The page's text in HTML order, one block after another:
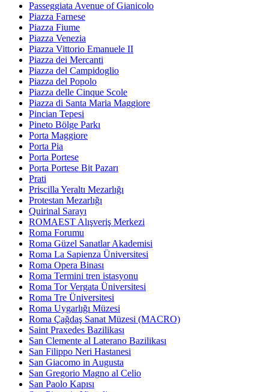
Passeggiata Avenue of Gianicolo
Piazza Farnese
Piazza Fiume
Piazza Venezia
Piazza Vittorio Emanuele II
Piazza dei Mercanti
Piazza del Campidoglio
Piazza del Popolo
Piazza delle Cinque Scole
Piazza di Santa Maria Maggiore
Pincian Tepesi
Pineto Bölge Parkı
Porta Maggiore
Porta Pia
Porta Portese
Porta Portese Bit Pazarı
Prati
Priscilla Yeraltı Mezarlığı
Protestan Mezarlığı
Quirinal Sarayı
ROMAEST Alışveriş Merkezi
Roma Forumu
Roma Güzel Sanatlar Akademisi
Roma La Sapienza Üniversitesi
Roma Opera Binası
Roma Termini tren istasyonu
Roma Tor Vergata Üniversitesi
Roma Tre Üniversitesi
Roma Uygarlığı Müzesi
Roma Çağdaş Sanat Müzesi (MACRO)
Saint Praxedes Bazilikası
San Clemente al Laterano Bazilikası
San Filippo Neri Hastanesi
San Giacomo in Augusta
San Gregorio Magno al Celio
San Paolo Kapısı